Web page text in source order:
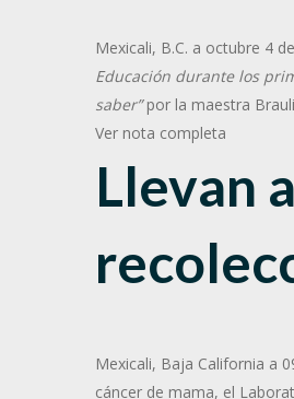
Mexicali, B.C. a octubre 4
Educación durante los
saber”por la maestra
Ver nota completa
Llevan
Mexicali, Baja California a
cáncer de mama, el